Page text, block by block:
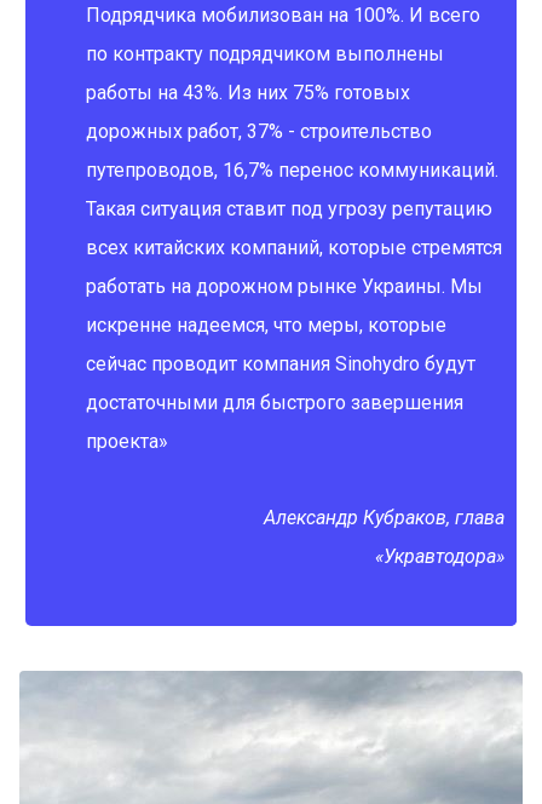
Подрядчика мобилизован на 100%. И всего
по контракту подрядчиком выполнены
работы на 43%. Из них 75% готовых
дорожных работ, 37% - строительство
путепроводов, 16,7% перенос коммуникаций.
Такая ситуация ставит под угрозу репутацию
всех китайских компаний, которые стремятся
работать на дорожном рынке Украины. Мы
искренне надеемся, что меры, которые
сейчас проводит компания Sinohydro будут
достаточными для быстрого завершения
проекта»
Александр Кубраков, глава
«Укравтодора»